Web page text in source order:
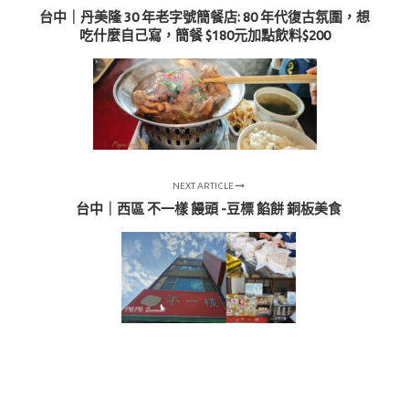
台中｜丹美隆 30 年老字號簡餐店: 80 年代復古氛圍，想
吃什麼自己寫，簡餐 $180元加點飲料$200
NEXT ARTICLE
台中｜西區 不一樣 饅頭 -豆標 餡餅 銅板美食